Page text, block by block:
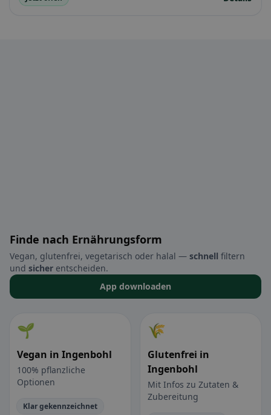
Finde nach Ernährungsform
Vegan, glutenfrei, vegetarisch oder halal — schnell filtern
und sicher entscheiden.
App downloaden
🌱
Vegan in Ingenbohl
100% pflanzliche
Optionen
Klar gekennzeichnet
🌾
Glutenfrei in
Ingenbohl
Mit Infos zu Zutaten &
Zubereitung